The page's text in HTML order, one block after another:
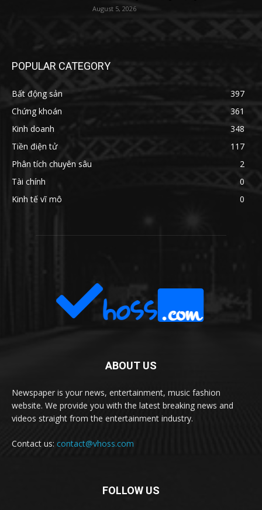
August 5, 2026
POPULAR CATEGORY
Bất động sản
397
Chứng khoán
361
Kinh doanh
348
Tiền điện tử
117
Phân tích chuyên sâu
2
Tài chính
0
Kinh tế vĩ mô
0
ABOUT US
Newspaper is your news, entertainment, music fashion
website. We provide you with the latest breaking news and
videos straight from the entertainment industry.
Contact us: contact@vhoss.com
FOLLOW US